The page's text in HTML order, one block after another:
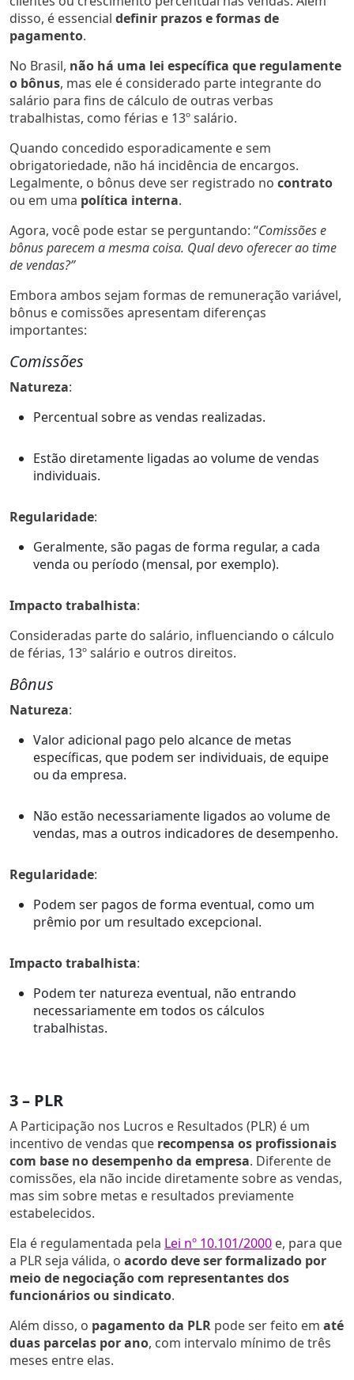
disso, é essencial definir prazos e formas de
pagamento.
No Brasil, não há uma lei específica que regulamente
o bônus, mas ele é considerado parte integrante do
salário para fins de cálculo de outras verbas
trabalhistas, como férias e 13º salário.
Quando concedido esporadicamente e sem
obrigatoriedade, não há incidência de encargos.
Legalmente, o bônus deve ser registrado no contrato
ou em uma política interna.
Agora, você pode estar se perguntando: “Comissões e
bônus parecem a mesma coisa. Qual devo oferecer ao time
de vendas?”
Embora ambos sejam formas de remuneração variável,
bônus e comissões apresentam diferenças
importantes:
Comissões
Natureza:
Percentual sobre as vendas realizadas.
Estão diretamente ligadas ao volume de vendas
individuais.
Regularidade:
Geralmente, são pagas de forma regular, a cada
venda ou período (mensal, por exemplo).
Impacto trabalhista:
Consideradas parte do salário, influenciando o cálculo
de férias, 13º salário e outros direitos.
Bônus
Natureza:
Valor adicional pago pelo alcance de metas
específicas, que podem ser individuais, de equipe
ou da empresa.
Não estão necessariamente ligados ao volume de
vendas, mas a outros indicadores de desempenho.
Regularidade:
Podem ser pagos de forma eventual, como um
prêmio por um resultado excepcional.
Impacto trabalhista:
Podem ter natureza eventual, não entrando
necessariamente em todos os cálculos
trabalhistas.
3 – PLR
A Participação nos Lucros e Resultados (PLR) é um
incentivo de vendas que recompensa os profissionais
com base no desempenho da empresa. Diferente de
comissões, ela não incide diretamente sobre as vendas,
mas sim sobre metas e resultados previamente
estabelecidos.
Ela é regulamentada pela Lei nº 10.101/2000 e, para que
a PLR seja válida, o acordo deve ser formalizado por
meio de negociação com representantes dos
funcionários ou sindicato.
Além disso, o pagamento da PLR pode ser feito em até
duas parcelas por ano, com intervalo mínimo de três
meses entre elas.